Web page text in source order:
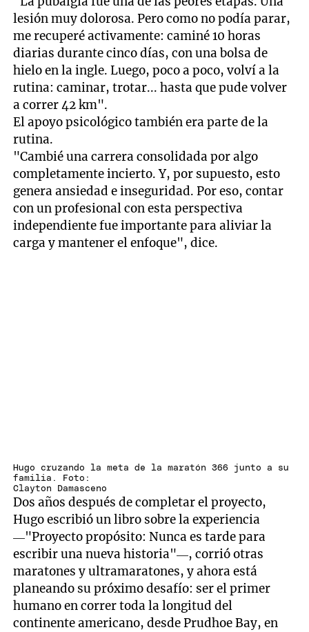
lesión muy dolorosa. Pero como no podía parar,
me recuperé activamente: caminé 10 horas
diarias durante cinco días, con una bolsa de
hielo en la ingle. Luego, poco a poco, volví a la
rutina: caminar, trotar... hasta que pude volver
a correr 42 km".
El apoyo psicológico también era parte de la
rutina.
"Cambié una carrera consolidada por algo
completamente incierto. Y, por supuesto, esto
genera ansiedad e inseguridad. Por eso, contar
con un profesional con esta perspectiva
independiente fue importante para aliviar la
carga y mantener el enfoque", dice.
Hugo cruzando la meta de la maratón 366 junto a su
familia. Foto:
Clayton Damasceno
Dos años después de completar el proyecto,
Hugo escribió un libro sobre la experiencia
—"Proyecto propósito: Nunca es tarde para
escribir una nueva historia"—, corrió otras
maratones y ultramaratones, y ahora está
planeando su próximo desafío: ser el primer
humano en correr toda la longitud del
continente americano, desde Prudhoe Bay, en